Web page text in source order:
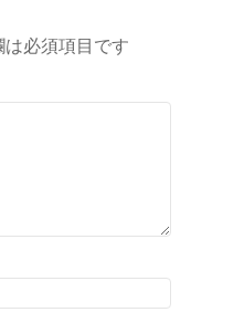
必須項目です